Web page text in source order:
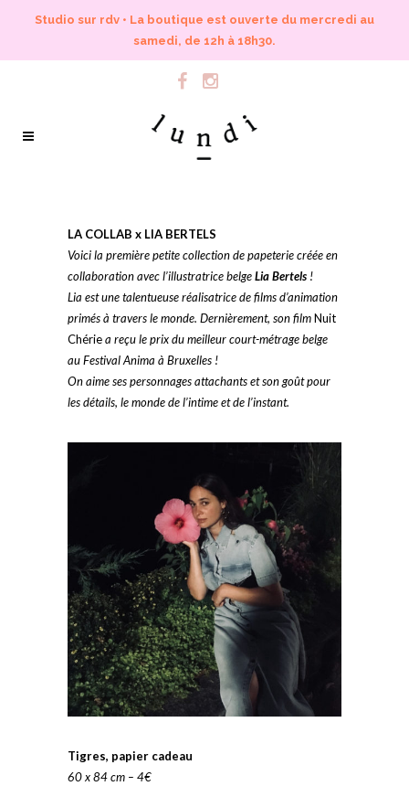
Studio sur rdv • La boutique est ouverte du mercredi au
samedi, de 12h à 18h30.
LA COLLAB x LIA BERTELS
Voici la première petite collection de papeterie créée en
collaboration avec l’illustratrice belgeLia Bertels !
Lia est une talentueuse réalisatrice de films d’animation
primés à travers le monde. Dernièrement, son filmNuit
Chériea reçu le prix du meilleur court-métrage belge
au Festival Anima à Bruxelles !
On aime ses personnages attachants et son goût pour
les détails, le monde de l’intime et de l’instant.
Tigres, papier cadeau
60 x 84 cm – 4€